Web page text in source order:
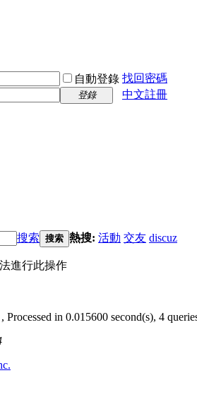
自動登錄 找回密碼
登錄
中文註冊
搜索 搜索 熱搜: 活動 交友 discuz
進行此操作
, Processed in 0.015600 second(s), 4